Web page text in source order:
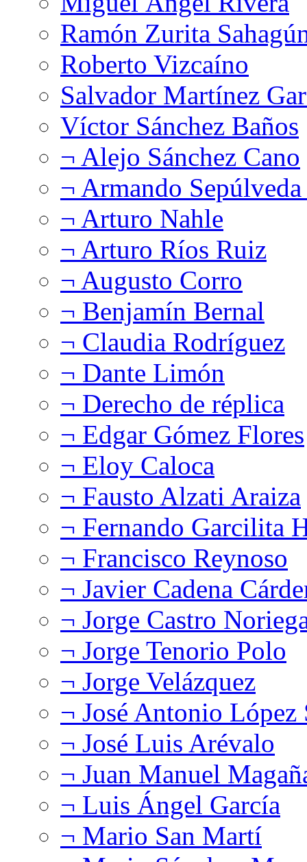
Ramón Zurita
Roberto Vizcaíno
Salvador Martínez
Víctor Sánchez Baños
¬ Alejo Sánchez Cano
¬ Armando
¬ Arturo Nahle
¬ Arturo Ríos Ruiz
¬ Augusto Corro
¬ Benjamín Bernal
¬ Claudia Rodríguez
¬ Dante Limón
¬ Derecho de réplica
¬ Edgar Gómez Flores
¬ Eloy Caloca
¬ Fausto Alzati Araiza
¬ Fernando Garcilita
¬ Francisco Reynoso
¬ Javier Cadena
¬ Jorge Castro
¬ Jorge Tenorio Polo
¬ Jorge Velázquez
¬ José Antonio López
¬ José Luis Arévalo
¬ Juan Manuel
¬ Luis Ángel García
¬ Mario San Martí